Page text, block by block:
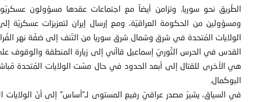
الطّريق نحو سوريا. وتزامن أيضاً مع اجتماعات عقدها مسؤولون
ومسؤولين من الحكومة العراقيّة، ومع إرسال إيران لتعزيزات
الولايات المُتحدة في شرق وشمال شرق سوريا من التّنف إلى ضفّة نهر
القدس في الحرس الثّوريّ إسماعيل قاآني إلى زيارة المنطقة والوقوف
هي الأخرى للقتال إلى أبعد الحدود في حال مسّت الولايات المُتحدة
البوكمال.
في السياق، يشيرُ مصدر عراقيّ رفيع المستوى لـ”أساس” إلى أنّ الولايات